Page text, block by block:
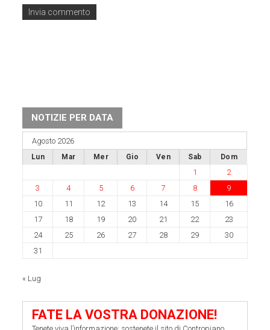
NOTIZIE PER DATA
Agosto 2026
Lun Mar Mer Gio Ven Sab Dom
1
2
3
4 5 6 7 8
9
10
11 12 13 14 15
16
17
18 19 20 21 22
23
24
25 26 27 28 29
30
31
« Lug
FATE LA VOSTRA DONAZIONE!